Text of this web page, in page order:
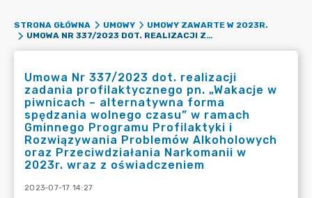
STRONA GŁÓWNA UMOWY
UMOWY ZAWARTE W 2023R.
UMOWA NR 337/2023 DOT. REALIZACJI ZADANIA PROFILAKTYCZNEGO PN. „WAKACJE W PIWNICACH – ALTERNATYWNA FORMA SPĘDZANIA WOLNEGO CZASU” W RAMACH GMINNEGO PROGRAMU PROFILAKTYKI I ROZWIĄZYWANIA PROBLEMÓW ALKOHOLOWYCH ORAZ PRZECIWDZIAŁANIA NARKOMANII W 2023R. WRAZ Z OŚWIADCZENIEM
Umowa Nr 337/2023 dot. realizacji
zadania profilaktycznego pn. „Wakacje w
piwnicach – alternatywna forma
spędzania wolnego czasu” w ramach
Gminnego Programu Profilaktyki i
Rozwiązywania Problemów Alkoholowych
oraz Przeciwdziałania Narkomanii w
2023r. wraz z oświadczeniem
2023-07-17 14:27